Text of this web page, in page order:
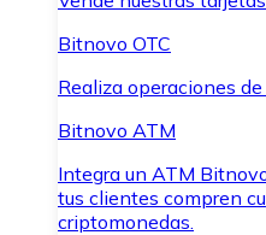
Bitnovo OTC
Realiza operaciones
Bitnovo ATM
Integra un ATM
tus clientes compren
criptomonedas.